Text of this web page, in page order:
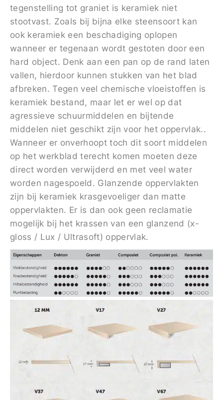
tegenstelling tot graniet is keramiek niet
stootvast. Zoals bij bijna elke steensoort kan
ook keramiek een beschadiging oplopen
wanneer er tegenaan wordt gestoten door een
hard object. Denk aan een pan op de rand laten
vallen, hierdoor kunnen stukken van het blad
afbreken. Tegen veel chemische vloeistoffen is
keramiek bestand, maar let er wel op dat
agressieve schuurmiddelen en bijtende
middelen niet geschikt zijn voor het oppervlak..
Wanneer er onverhoopt toch dit soort middelen
op het werkblad terecht komen moeten deze
direct worden verwijderd en met veel water
worden nagespoeld. Glanzende oppervlakten
zijn bij keramiek krasgevoeliger dan matte
oppervlakten. Er is dan ook geen reclamatie
mogelijk bij het krassen van een glanzend (x-
gloss / Lux / Ultrasoft) oppervlak.